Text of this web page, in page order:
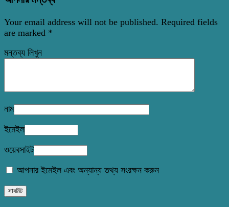
Your email address will not be published. Required fields
are marked *
মন্তব্য লিখুন
নাম
ইমেইল
ওয়েবসাইট
আপনার ইমেইল এবং অন্যান্য তথ্য সংরক্ষন করুন